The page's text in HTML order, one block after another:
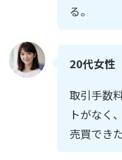
る。
20代女性
取引手数
トがなく
売買できた